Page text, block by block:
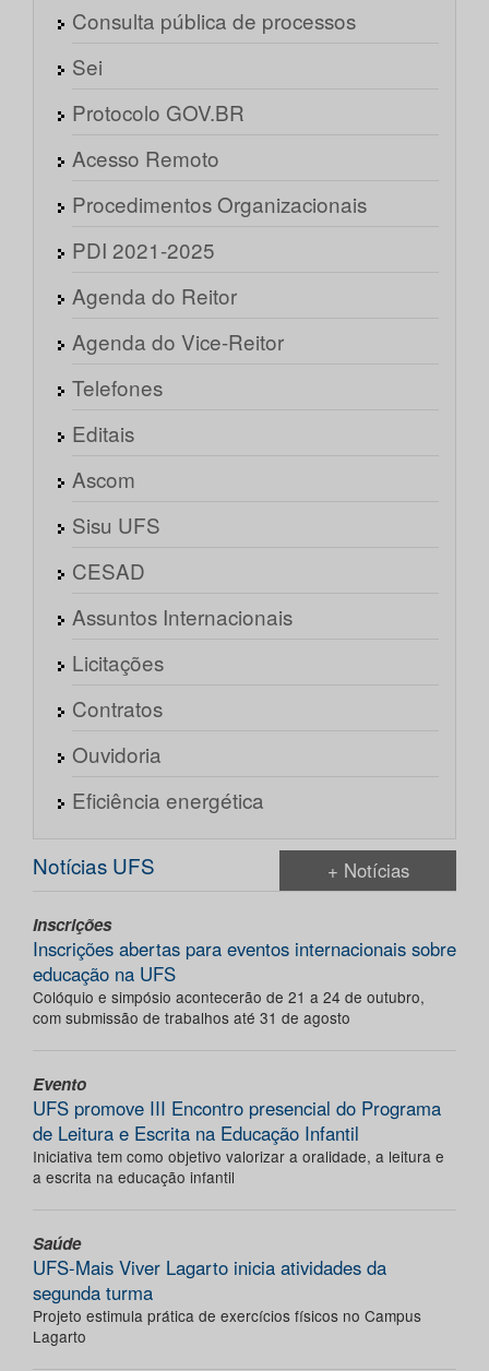
Consulta pública de processos
Sei
Protocolo GOV.BR
Acesso Remoto
Procedimentos Organizacionais
PDI 2021-2025
Agenda do Reitor
Agenda do Vice-Reitor
Telefones
Editais
Ascom
Sisu UFS
CESAD
Assuntos Internacionais
Licitações
Contratos
Ouvidoria
Eficiência energética
Notícias UFS + Notícias
Inscrições
Inscrições abertas para eventos internacionais sobre
educação na UFS
Colóquio e simpósio acontecerão de 21 a 24 de outubro,
com submissão de trabalhos até 31 de agosto
Evento
UFS promove III Encontro presencial do Programa
de Leitura e Escrita na Educação Infantil
Iniciativa tem como objetivo valorizar a oralidade, a leitura e
a escrita na educação infantil
Saúde
UFS-Mais Viver Lagarto inicia atividades da
segunda turma
Projeto estimula prática de exercícios físicos no Campus
Lagarto